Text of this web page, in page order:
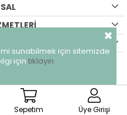
hakları saklıdır.
Sepetim Üye Girişi
sunabilmek için sitemizde
için tıklayın